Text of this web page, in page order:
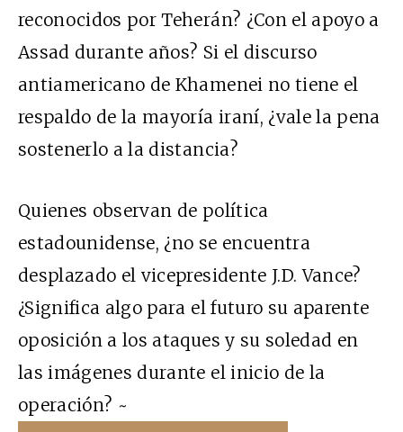
reconocidos por Teherán? ¿Con el apoyo a
Assad durante años? Si el discurso
antiamericano de Khamenei no tiene el
respaldo de la mayoría iraní, ¿vale la pena
sostenerlo a la distancia?
Quienes observan de política
estadounidense, ¿no se encuentra
desplazado el vicepresidente J.D. Vance?
¿Significa algo para el futuro su aparente
oposición a los ataques y su soledad en
las imágenes durante el inicio de la
operación? ~